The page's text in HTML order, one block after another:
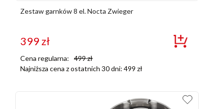
Zestaw garnków 8 el. Nocta Zwieger
399zł
Cena regularna: 499zł
Najniższa cena z ostatnich 30 dni:499 zł